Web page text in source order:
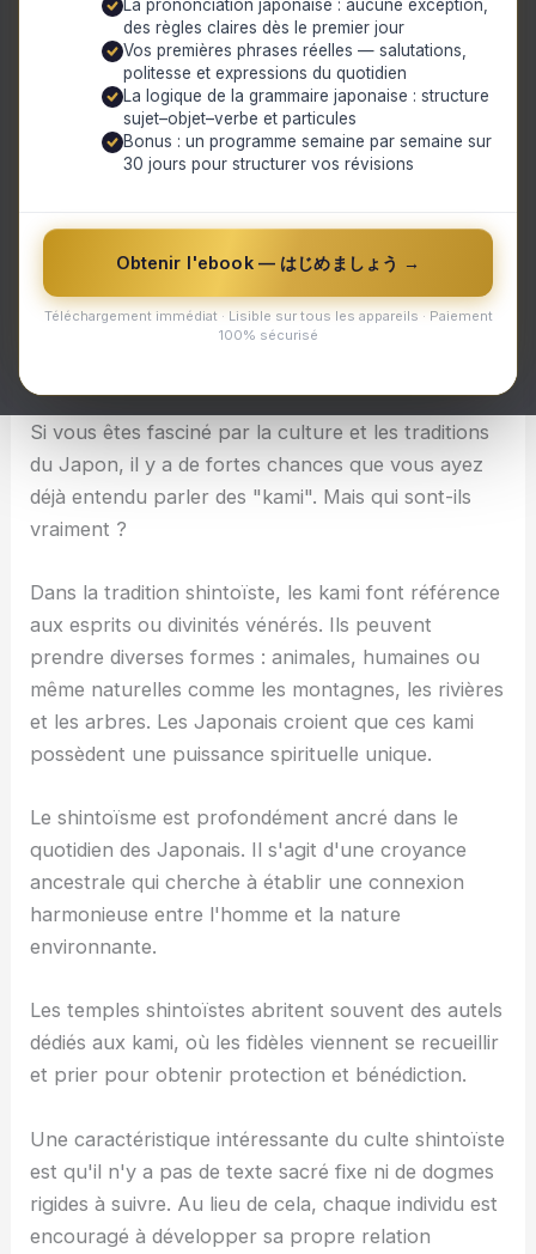
La prononciation japonaise : aucune exception,
des règles claires dès le premier jour
Vos premières phrases réelles — salutations,
politesse et expressions du quotidien
La logique de la grammaire japonaise : structure
sujet–objet–verbe et particules
Bonus : un programme semaine par semaine sur
30 jours pour structurer vos révisions
Obtenir l'ebook — はじめましょう →
Téléchargement immédiat · Lisible sur tous les appareils · Paiement
100% sécurisé
Découvrez l'essence des "kami" dans la spiritualité
Si vous êtes fasciné par la culture et les traditions
du Japon, il y a de fortes chances que vous ayez
déjà entendu parler des "kami". Mais qui sont-ils
vraiment ?
Dans la tradition shintoïste, les kami font référence
aux esprits ou divinités vénérés. Ils peuvent
prendre diverses formes : animales, humaines ou
même naturelles comme les montagnes, les rivières
et les arbres. Les Japonais croient que ces kami
possèdent une puissance spirituelle unique.
Le shintoïsme est profondément ancré dans le
quotidien des Japonais. Il s'agit d'une croyance
ancestrale qui cherche à établir une connexion
harmonieuse entre l'homme et la nature
environnante.
Les temples shintoïstes abritent souvent des autels
dédiés aux kami, où les fidèles viennent se recueillir
et prier pour obtenir protection et bénédiction.
Une caractéristique intéressante du culte shintoïste
est qu'il n'y a pas de texte sacré fixe ni de dogmes
rigides à suivre. Au lieu de cela, chaque individu est
encouragé à développer sa propre relation